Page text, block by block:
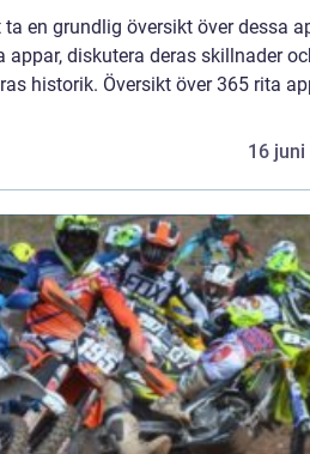
en grundlig översikt över dessa
appar, diskutera deras skillnader
historik. Översikt över 365 rita
16 juni